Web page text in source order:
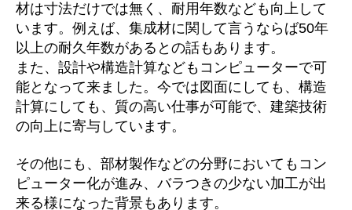
材は寸法だけでは無く、耐用年数なども向上して
います。例えば、集成材に関して言うならば50年
以上の耐久年数があるとの話もあります。
また、設計や構造計算などもコンピューターで可
能となって来ました。今では図面にしても、構造
計算にしても、質の高い仕事が可能で、建築技術
の向上に寄与しています。
その他にも、部材製作などの分野においてもコン
ピューター化が進み、バラつきの少ない加工が出
来る様になった背景もあります。